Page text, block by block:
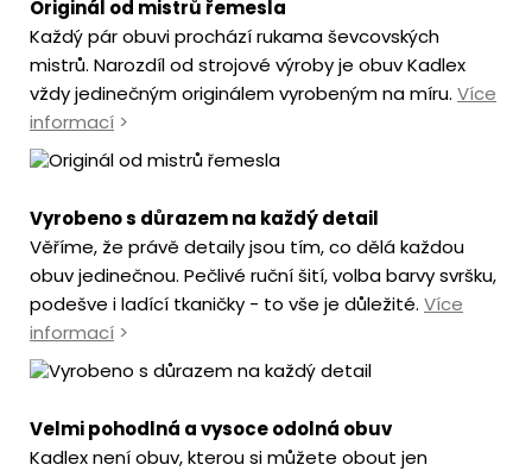
Originál od mistrů řemesla
Každý pár obuvi prochází rukama ševcovských
mistrů. Narozdíl od strojové výroby je obuv Kadlex
vždy jedinečným originálem vyrobeným na míru. Více
informací >
Vyrobeno s důrazem na každý detail
Věříme, že právě detaily jsou tím, co dělá každou
obuv jedinečnou. Pečlivé ruční šití, volba barvy svršku,
podešve i ladící tkaničky - to vše je důležité. Více
informací >
Velmi pohodlná a vysoce odolná obuv
Kadlex není obuv, kterou si můžete obout jen